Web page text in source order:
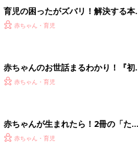
育児の困ったがズバリ！解決する本
『ひよこクラブ 秋号』 4カ月～2才
赤ちゃん・育児
赤ちゃんのお世話まるわかり！『初
てのひよこクラブ 夏号』〈巻頭大特
赤ちゃん・育児
赤ちゃんが生まれたら！2冊の「たま
ひよ」
赤ちゃん・育児